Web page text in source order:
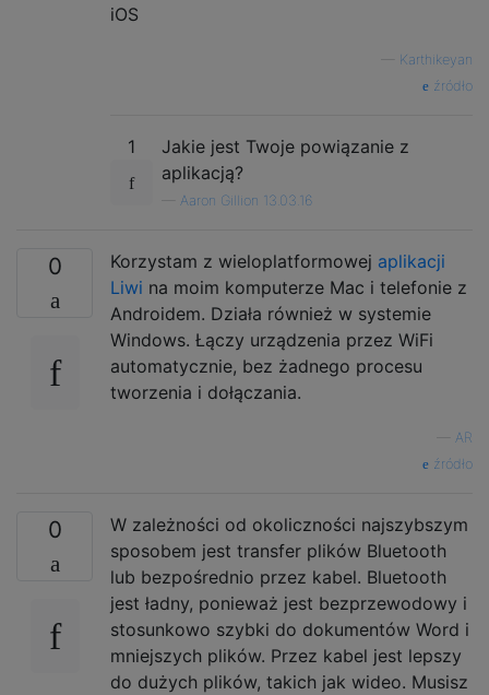
iOS
Karthikeyan
źródło
1
Jakie jest Twoje powiązanie z
aplikacją?
Aaron Gillion 13.03.16
0 Korzystam z wieloplatformowej aplikacji
Liwi na moim komputerze Mac i telefonie z
Androidem. Działa również w systemie
Windows. Łączy urządzenia przez WiFi
automatycznie, bez żadnego procesu
tworzenia i dołączania.
AR
źródło
0
W zależności od okoliczności najszybszym
sposobem jest transfer plików Bluetooth
lub bezpośrednio przez kabel. Bluetooth
jest ładny, ponieważ jest bezprzewodowy i
stosunkowo szybki do dokumentów Word i
mniejszych plików. Przez kabel jest lepszy
do dużych plików, takich jak wideo. Musisz